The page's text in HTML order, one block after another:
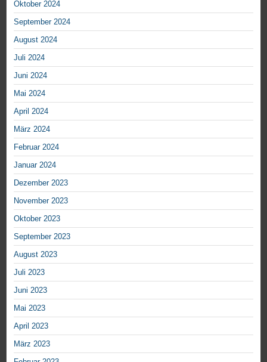
Oktober 2024
September 2024
August 2024
Juli 2024
Juni 2024
Mai 2024
April 2024
März 2024
Februar 2024
Januar 2024
Dezember 2023
November 2023
Oktober 2023
September 2023
August 2023
Juli 2023
Juni 2023
Mai 2023
April 2023
März 2023